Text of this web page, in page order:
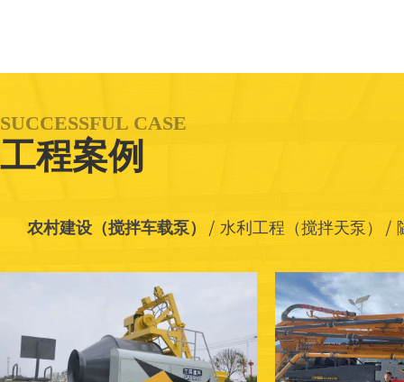
SUCCESSFUL CASE
工程案例
农村建设（搅拌车载泵） 水利工程（搅拌天泵）